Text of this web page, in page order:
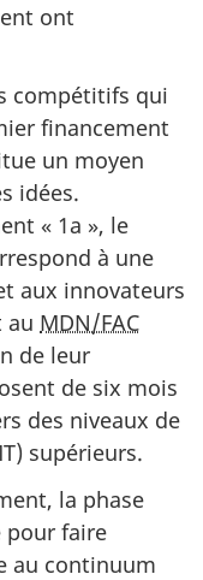
ont
compétitifs qui
financement
un moyen
idées.
« 1a », le
à une
aux innovateurs
au MDN/FAC
de leur
de six mois
des niveaux de
supérieurs.
la phase
pour faire
au continuum